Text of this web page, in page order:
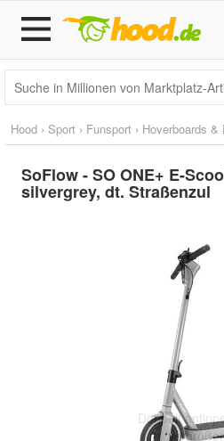
Hood › Sport › Funsport › Hoverboards &
SoFlow - SO ONE+ E-
silvergrey, dt. Straßenzul
Doppelt